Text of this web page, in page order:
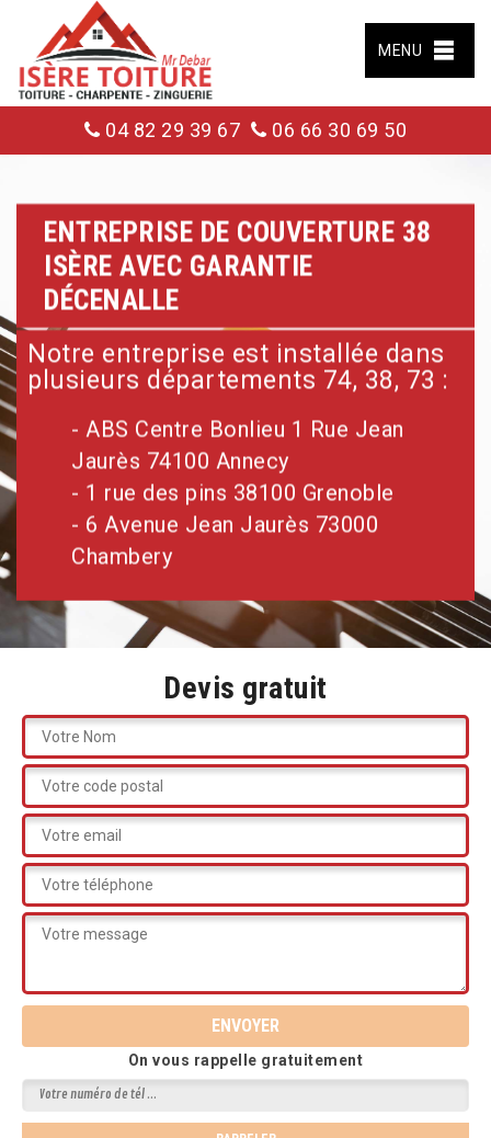
MENU
04 82 29 39 67 06 66 30 69 50
ENTREPRISE DE COUVERTURE 38
ISÈRE AVEC GARANTIE
DÉCENALLE
Notre entreprise est installée dans
plusieurs départements 74, 38, 73 :
- ABS Centre Bonlieu 1 Rue Jean
Jaurès 74100 Annecy
- 1 rue des pins 38100 Grenoble
- 6 Avenue Jean Jaurès 73000
Chambery
Devis gratuit
On vous rappelle gratuitement